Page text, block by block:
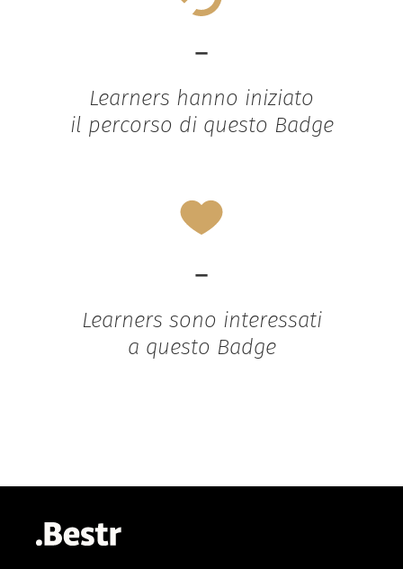
-
Learners hanno iniziato
il percorso di questo Badge
-
Learners sono interessati
a questo Badge